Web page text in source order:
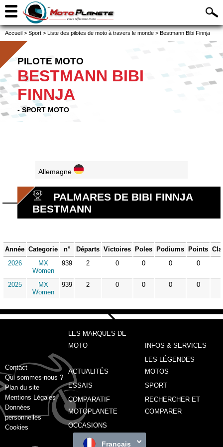
Accueil > Sport > Liste des pilotes de moto à travers le monde > Bestmann Bibi Finnja
PILOTE MOTO
BESTMANN BIBI
FINNJA
- SPORT MOTO
Allemagne
PALMARES DE BIBI FINNJA
BESTMANN
Année Categorie n° Départs Victoires Poles Podiums Points
2026
MX
Women
939 2 0 0 0 0
2025
MX
Women
939 2 0 0 0 0
Contact
Qui sommes-nous ?
Plan du site
Mentions Légales
Données
personnelles
Cookies
LES MARQUES DE
MOTO
INFOS & SERVICES
ACTUALITÉS
LES LÉGENDES
MOTOS
ESSAIS
SPORT
COMPARATIF
MOTOPLANETE
RECHERCHER ET
COMPARER
OCCASIONS
Français